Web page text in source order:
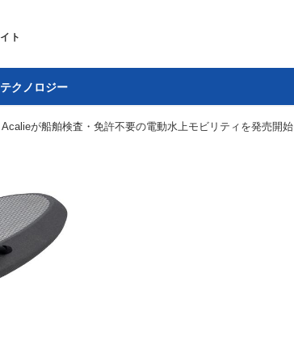
テクノロジー
Acalieが船舶検査・免許不要の電動水上モビリティを発売開始